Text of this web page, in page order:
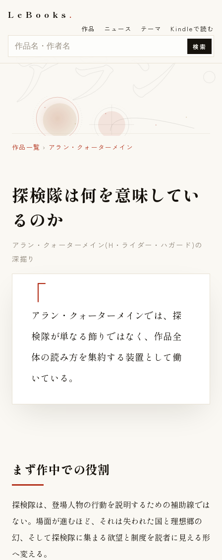
LeBooks
検索
作品 ニュース テーマ Kindleで読む
アラン
作品一覧 › アラン・クォーターメイン
探検隊は何を意味してい
る のか
アラン・クォーターメイン(H・ライダー・ハガード)の
深掘り
アラン・クォーターメインでは、探
検隊が単なる飾りではなく、作品全
体の読み方を集約する装置として働
いている。
まず作中での役割
探検隊は、登場人物の行動を説明するための補助線では
ない。場面が進むほど、それは失われた国と理想郷の
幻、そして探検隊に集まる欲望と制度を読者に見える形
へ変える。